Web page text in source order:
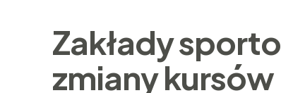
Zakłady
zmiany kursów